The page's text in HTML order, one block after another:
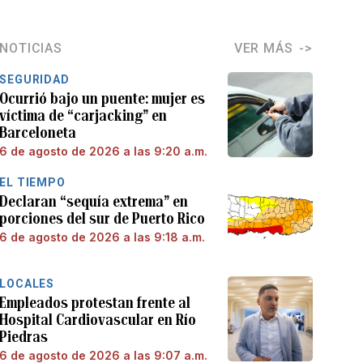
NOTICIAS VER MÁS
SEGURIDAD
Ocurrió bajo un puente: mujer es
víctima de “carjacking” en
Barceloneta
6 de agosto de 2026 a las 9:20 a.m.
EL TIEMPO
Declaran “sequía extrema” en
porciones del sur de Puerto Rico
6 de agosto de 2026 a las 9:18 a.m.
LOCALES
Empleados protestan frente al
Hospital Cardiovascular en Río
Piedras
6 de agosto de 2026 a las 9:07 a.m.